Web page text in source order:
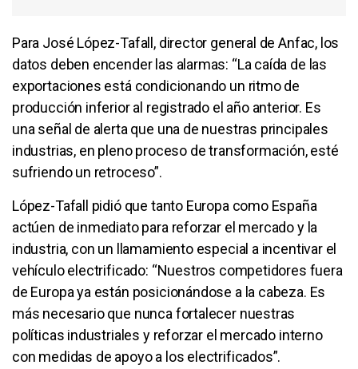
Para José López-Tafall, director general de Anfac, los
datos deben encender las alarmas: “La caída de las
exportaciones está condicionando un ritmo de
producción inferior al registrado el año anterior. Es
una señal de alerta que una de nuestras principales
industrias, en pleno proceso de transformación, esté
sufriendo un retroceso”.
López-Tafall pidió que tanto Europa como España
actúen de inmediato para reforzar el mercado y la
industria, con un llamamiento especial a incentivar el
vehículo electrificado: “Nuestros competidores fuera
de Europa ya están posicionándose a la cabeza. Es
más necesario que nunca fortalecer nuestras
políticas industriales y reforzar el mercado interno
con medidas de apoyo a los electrificados”.